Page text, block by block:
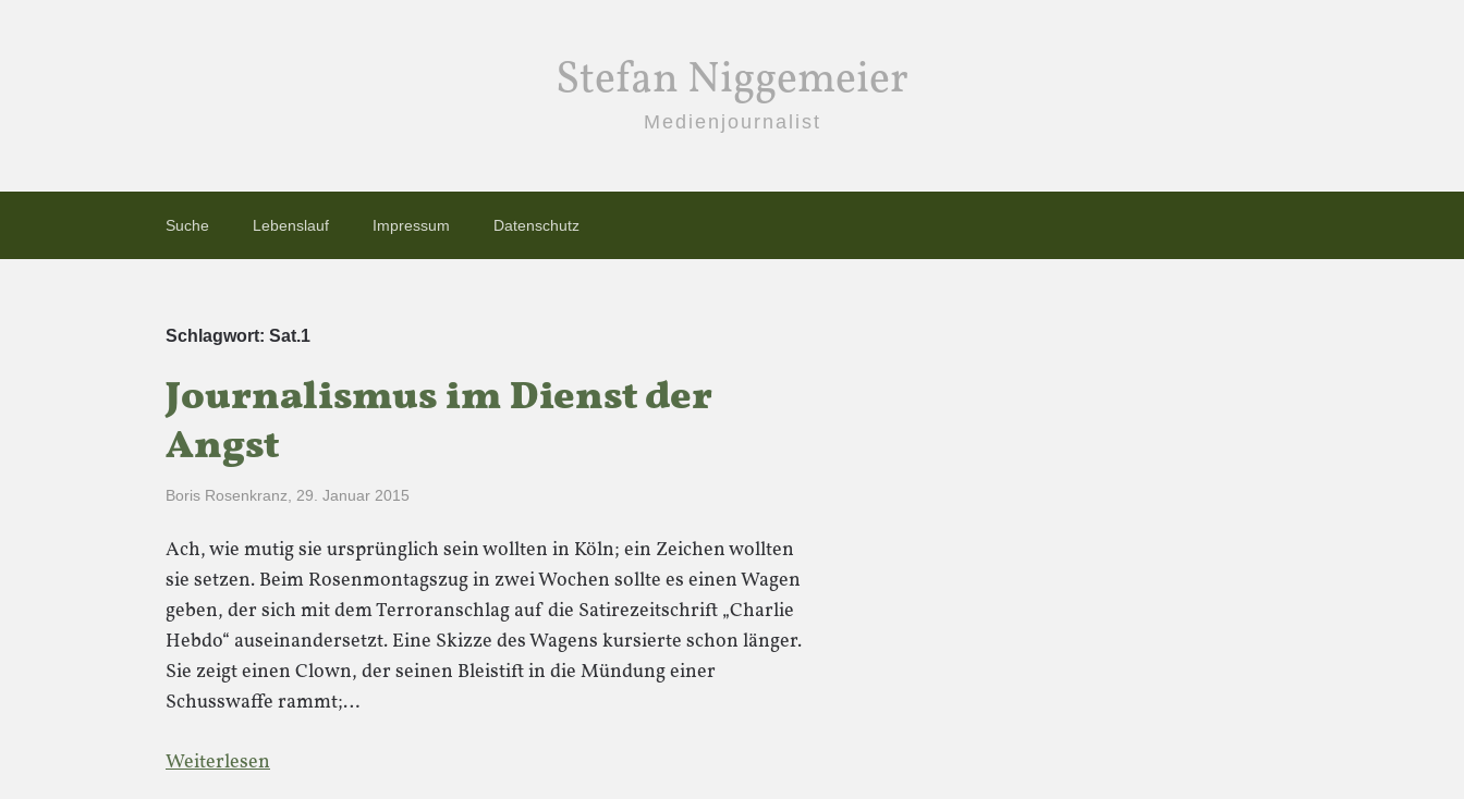
Stefan Niggemeier
Medienjournalist
Suche Lebenslauf Impressum Datenschutz
Schlagwort: Sat.1
Journalismus im Dienst der
Angst
Boris Rosenkranz 29. Januar 2015
Ach, wie mutig sie ursprünglich sein wollten in Köln; ein Zeichen wollten
sie setzen. Beim Rosenmontagszug in zwei Wochen sollte es einen Wagen
geben, der sich mit dem Terroranschlag auf die Satirezeitschrift „Charlie
Hebdo“ auseinandersetzt. Eine Skizze des Wagens kursierte schon länger.
Sie zeigt einen Clown, der seinen Bleistift in die Mündung einer
Schusswaffe rammt;…
Weiterlesen